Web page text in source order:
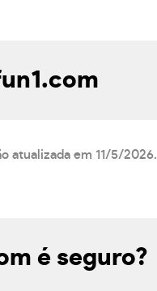
atualizada em 11/5/2026.
é seguro?